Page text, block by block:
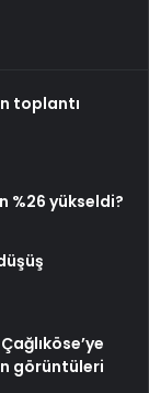
toplantı
%26 yükseldi?
görüntüleri